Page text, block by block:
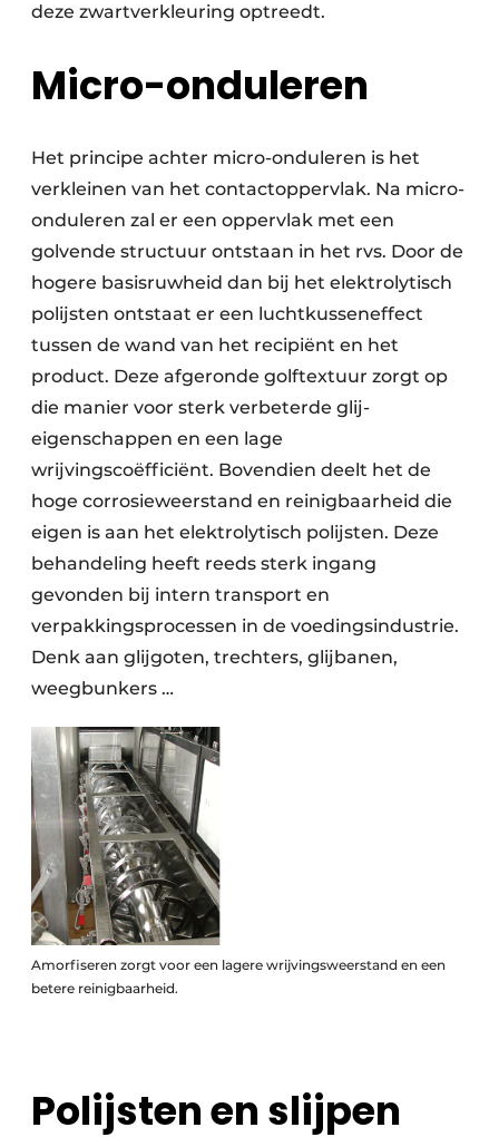
deze zwartverkleuring optreedt.
Micro-onduleren
Het principe achter micro-onduleren is het
verkleinen van het contactoppervlak. Na micro-
onduleren zal er een oppervlak met een
golvende structuur ontstaan in het rvs. Door de
hogere basisruwheid dan bij het elektrolytisch
polijsten ontstaat er een luchtkusseneffect
tussen de wand van het recipiënt en het
product. Deze afgeronde golftextuur zorgt op
die manier voor sterk verbeterde glij-
eigenschappen en een lage
wrijvingscoëfficiënt. Bovendien deelt het de
hoge corrosieweerstand en reinigbaarheid die
eigen is aan het elektrolytisch polijsten. Deze
behandeling heeft reeds sterk ingang
gevonden bij intern transport en
verpakkingsprocessen in de voedingsindustrie.
Denk aan glijgoten, trechters, glijbanen,
weegbunkers …
Amorfiseren zorgt voor een lagere wrijvingsweerstand en een
betere reinigbaarheid.
Polijsten en slijpen